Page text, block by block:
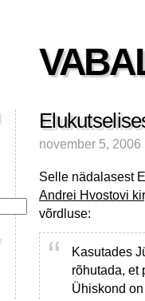
november 5, 2006
Selle nädalasest
Andrei Hvostovi
võrdluse:
Kasutades
rõhutada, et
Ühiskond